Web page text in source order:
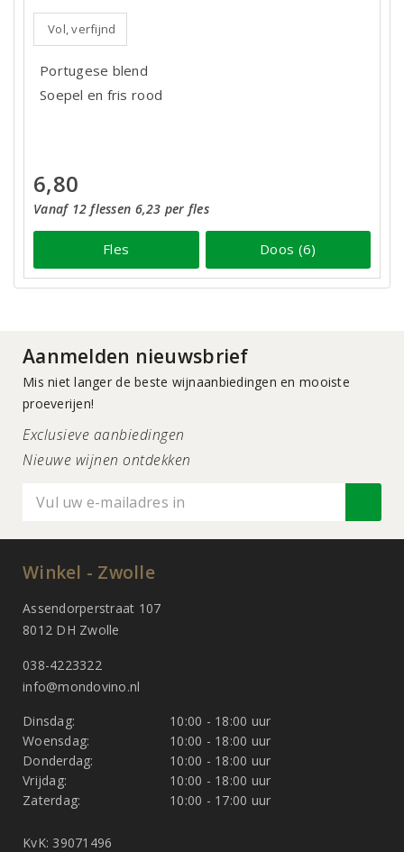
Vol, verfijnd
Portugese blend
Soepel en fris rood
6,80
Vanaf 12 flessen 6,23 per fles
Fles Doos (6)
Aanmelden nieuwsbrief
Mis niet langer de beste wijnaanbiedingen en mooiste
proeverijen!
Exclusieve aanbiedingen
Nieuwe wijnen ontdekken
Winkel - Zwolle
Assendorperstraat 107
8012 DH Zwolle
038-4223322
info@mondovino.nl
Dinsdag:
10:00 - 18:00 uur
Woensdag:
10:00 - 18:00 uur
Donderdag:
10:00 - 18:00 uur
Vrijdag:
10:00 - 18:00 uur
Zaterdag:
10:00 - 17:00 uur
KvK: 39071496